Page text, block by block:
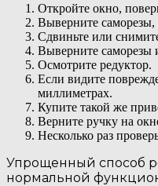
Откройте окно,
Выверните саморезы,
Сдвиньте или
Выверните саморезы
Осмотрите редуктор.
Если видите
миллиметрах.
Купите такой же
Верните ручку на
Несколько раз
Упрощенный способ
нормальной